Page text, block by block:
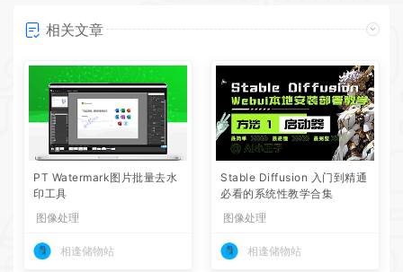
相关文章
PT Watermark图片批量去水
印工具
图像处理
相逢储物站
Stable Diffusion 入门到精通
必看的系统性教学合集
图像处理
相逢储物站